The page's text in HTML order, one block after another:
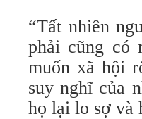
“Tất nhiên
phải cũng có
muốn xã hội
suy nghĩ của
họ lại lo sợ và